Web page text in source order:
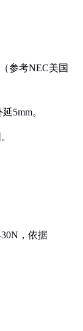
参考NEC美国
5mm。
，依据